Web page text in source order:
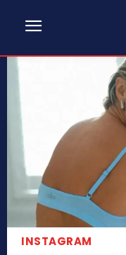
INSTAGRAM